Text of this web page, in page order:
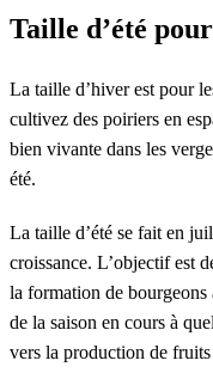
Taille d’été
La taille d’hiver est pour
cultivez des poiriers en
bien vivante dans les
été.
La taille d’été se fait en
croissance. L’objectif est
la formation de bourgeons
de la saison en cours à
vers la production de